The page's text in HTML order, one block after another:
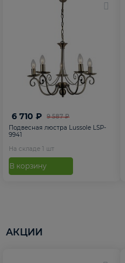
9 587 ₽
6 710 ₽
Подвесная люстра Lussole LSP-
9941
На складе 1 шт
В корзину
АКЦИИ